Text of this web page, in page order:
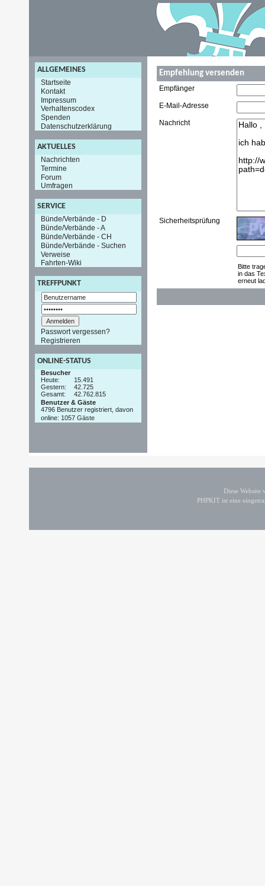
ALLGEMEINES
Startseite
Kontakt
Impressum
Verhaltenscodex
Spenden
Datenschutzerklärung
AKTUELLES
Nachrichten
Termine
Forum
Umfragen
SERVICE
Bünde/Verbände - D
Bünde/Verbände - A
Bünde/Verbände - CH
Bünde/Verbände - Suchen
Verweise
Fahrten-Wiki
TREFFPUNKT
Passwort vergessen?
Registrieren
ONLINE-STATUS
Besucher
Heute:
15.491
Gestern:
42.725
Gesamt:
42.762.815
Benutzer & Gäste
4796 Benutzer registriert, davon
online: 1057 Gäste
Empfehlung versenden
Empfänger
E-Mail-Adresse
Nachricht
Sicherheitsprüfung
Bitte
in das
erneut
Diese
PHPKIT ist eine